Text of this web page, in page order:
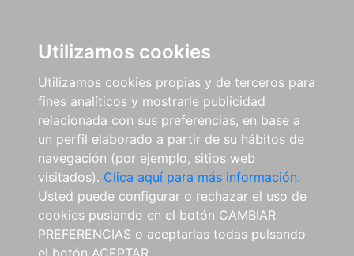
Utilizamos cookies
Utilizamos cookies propias y de terceros para
fines analíticos y mostrarle publicidad
relacionada con sus preferencias, en base a
un perfil elaborado a partir de su hábitos de
navegación (por ejemplo, sitios web
visitados). Clica aquí para más información.
Usted puede configurar o rechazar el uso de
cookies puslando en el botón CAMBIAR
PREFERENCIAS o aceptarlas todas pulsando
el botón ACEPTAR.